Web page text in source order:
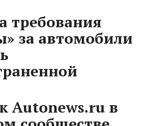
требования
за автомобили
Autonews.ru в